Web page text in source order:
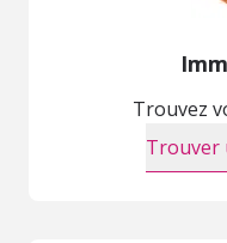
Trouvez
Trouver